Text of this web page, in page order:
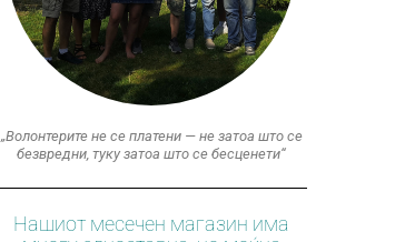
„Волонтерите не се платени — не затоа што се
безвредни, туку затоа што се бесценети“
Нашиот месечен магазин има